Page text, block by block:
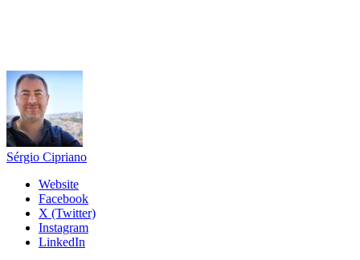
Sérgio Cipriano
Website
Facebook
X (Twitter)
Instagram
LinkedIn